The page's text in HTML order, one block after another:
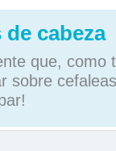
cabeza
que, como
sobre